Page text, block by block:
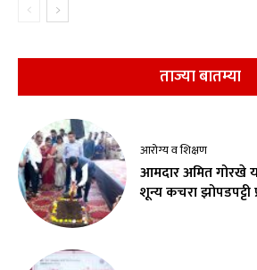
ताज्या बातम्या
आरोग्य व शिक्षण
आमदार अमित गोरखे
शून्य कचरा